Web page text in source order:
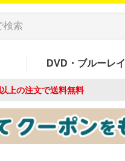
DVD・ブルーレイ
上の注文で送料無料